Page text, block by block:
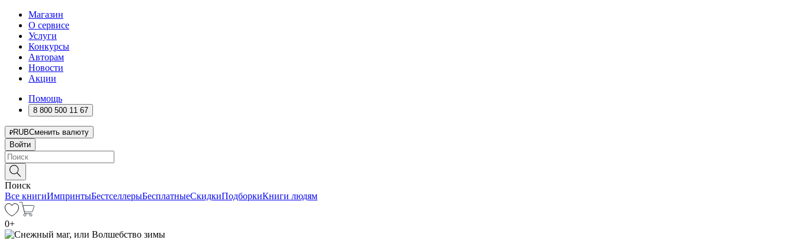
Магазин
О сервисе
Услуги
Конкурсы
Авторам
Новости
Акции
Помощь
8 800 500 11 67
RUBСменить валюту
Войти
Поиск
Все книгиИмпринтыБестселлерыБесплатныеСкидкиПодборкиКниги людям
0+